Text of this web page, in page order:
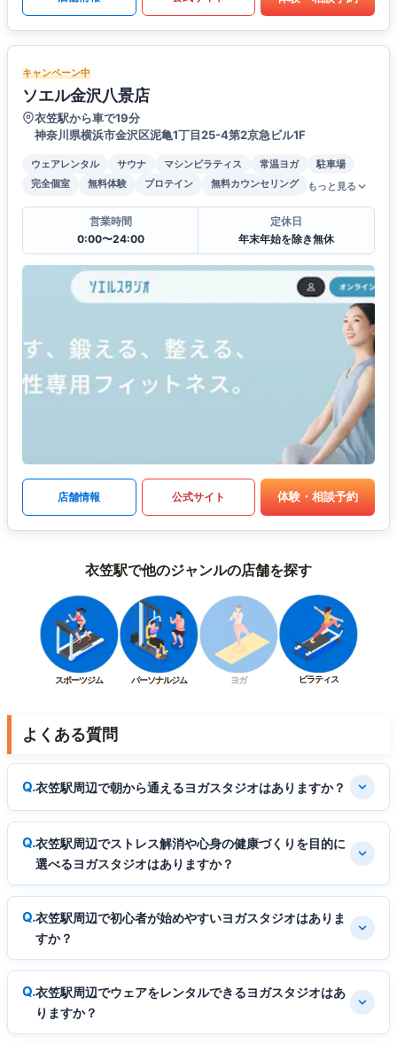
キャンペーン中
ソエル金沢八景店
衣笠駅から車で19分
神奈川県横浜市金沢区泥亀1丁目25-4第2京急ビル1F
ウェアレンタル サウナ マシンピラティス 常温ヨガ
駐車場
完全個室
無料体験 プロテイン 無料カウンセリング もっと見る
営業時間
0:00〜24:00
定休日
年末年始を除き無休
店舗情報 公式サイト 体験・相談予約
衣笠駅で他のジャンルの店舗を探す
スポーツジム パーソナルジム ヨガ ピラティス
よくある質問
衣笠駅周辺で朝から通えるヨガスタジオはありますか？
衣笠駅周辺でストレス解消や心身の健康づくりを目的に
選べるヨガスタジオはありますか？
衣笠駅周辺で初心者が始めやすいヨガスタジオはありま
すか？
衣笠駅周辺でウェアをレンタルできるヨガスタジオはあ
りますか？